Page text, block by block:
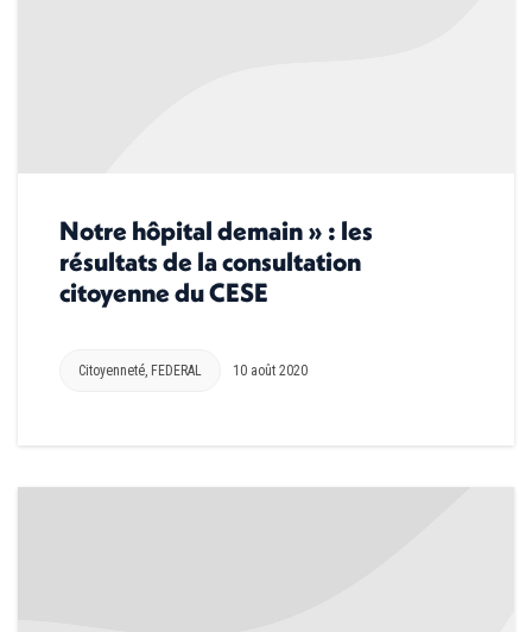
Notre hôpital demain » : les
résultats de la consultation
citoyenne du CESE
Citoyenneté, FEDERAL 10 août 2020